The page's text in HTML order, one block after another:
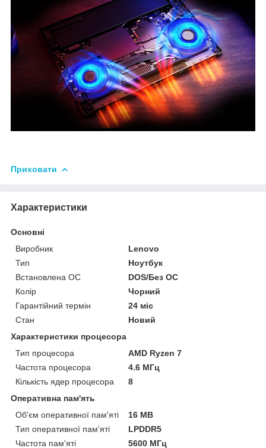
Приховати
Характеристики
Основні
Виробник
Lenovo
Тип
Ноутбук
Встановлена ОС
DOS/Без ОС
Колір
Чорний
Гарантійний термін
24 міс
Стан
Новий
Характеристики процесора
Тип процесора
AMD Ryzen 7
Частота процесора
4.6 МГц
Кількість ядер процесора
8
Оперативна пам'ять
Об'єм оперативної пам'яті
16 MB
Тип оперативної пам'яті
LPDDR5
Частота пам'яті
5600 МГц